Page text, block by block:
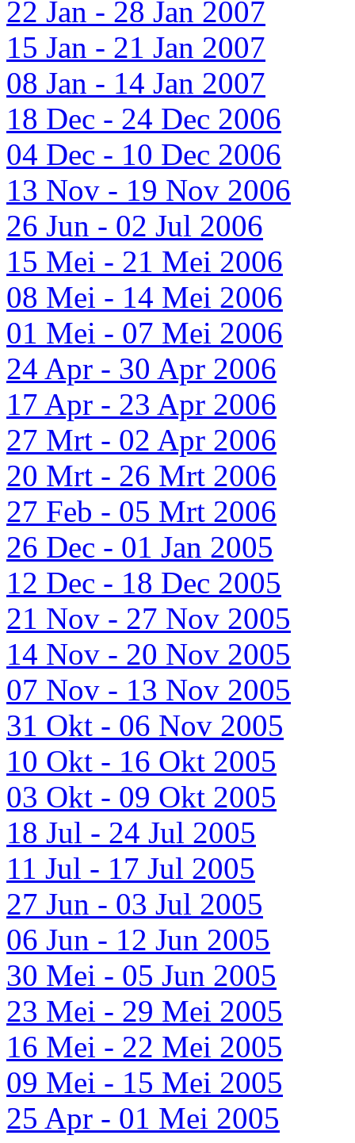
22 Jan - 28 Jan 2007
15 Jan - 21 Jan 2007
08 Jan - 14 Jan 2007
18 Dec - 24 Dec 2006
04 Dec - 10 Dec 2006
13 Nov - 19 Nov 2006
26 Jun - 02 Jul 2006
15 Mei - 21 Mei 2006
08 Mei - 14 Mei 2006
01 Mei - 07 Mei 2006
24 Apr - 30 Apr 2006
17 Apr - 23 Apr 2006
27 Mrt - 02 Apr 2006
20 Mrt - 26 Mrt 2006
27 Feb - 05 Mrt 2006
26 Dec - 01 Jan 2005
12 Dec - 18 Dec 2005
21 Nov - 27 Nov 2005
14 Nov - 20 Nov 2005
07 Nov - 13 Nov 2005
31 Okt - 06 Nov 2005
10 Okt - 16 Okt 2005
03 Okt - 09 Okt 2005
18 Jul - 24 Jul 2005
11 Jul - 17 Jul 2005
27 Jun - 03 Jul 2005
06 Jun - 12 Jun 2005
30 Mei - 05 Jun 2005
23 Mei - 29 Mei 2005
16 Mei - 22 Mei 2005
09 Mei - 15 Mei 2005
25 Apr - 01 Mei 2005